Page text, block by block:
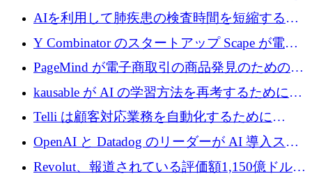
AIを利用して肺疾患の検査時間を短縮する英
国のヘルステック挑戦者が1900万ドルを獲得
Y Combinator のスタートアップ Scape が電子
メールを再考するために 320 万ドルを調達し
てステルスから浮上
PageMind が電子商取引の商品発見のための
AI を拡張するために 120 万ユーロを調達
kausable が AI の学習方法を再考するために
1,200 万ユーロを調達
Telli は顧客対応業務を自動化するために
1,500 万ドルのシードを確保
OpenAI と Datadog のリーダーが AI 導入スタ
ートアップ Arrakis を支援
Revolut、報道されている評価額1,150億ドルで